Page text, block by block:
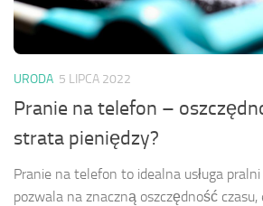
URODA 5 LIPCA 2022
Pranie na telefon –
strata pieniędzy?
Pranie na telefon to idealna usługa
pozwala na znaczną oszczędność